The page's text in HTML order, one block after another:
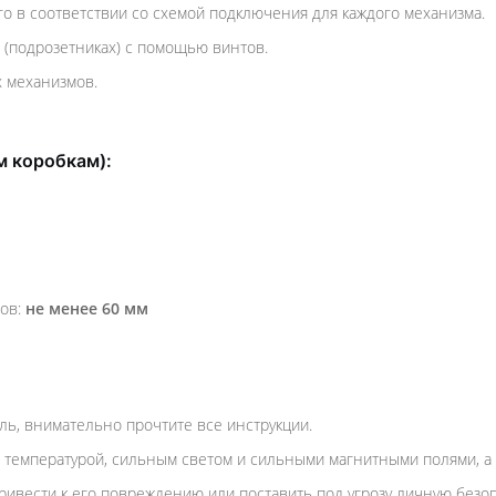
в соответствии со схемой подключения для каждого механизма.
с помощью винтов.
механизмов.
коробкам):
не менее 60 мм
внимательно прочтите все инструкции.
сильным светом и сильными магнитными полями, а